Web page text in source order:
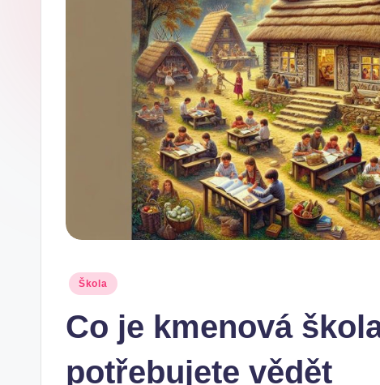
Posted
Škola
Co je kmenová
potřebujete vědět